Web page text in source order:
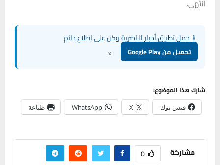
انتهى.
📱 حمل تطبيق أخبار الناصرية وكن على اطلاع دائم
تحميل من Google Play ×
شارك هذا الموضوع:
فيس بوك X
WhatsApp طباعة
مشاركة 0